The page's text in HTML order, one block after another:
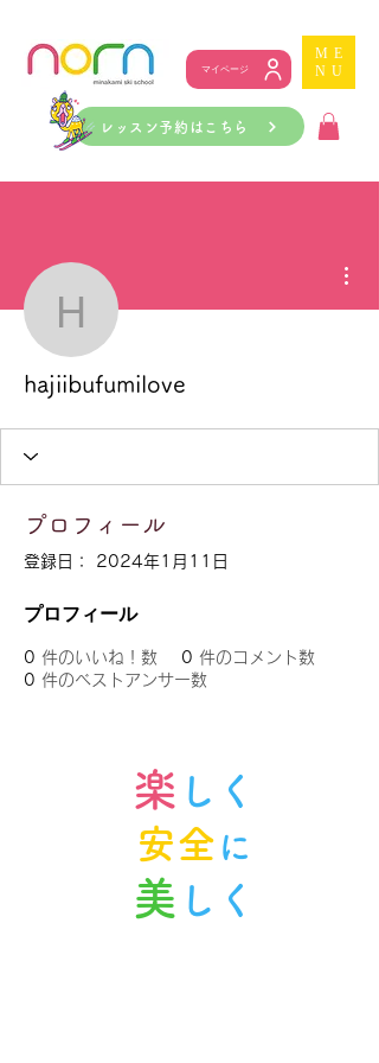
マイページ
ME
NU
レッスン予約はこちら
hajiibufumilove
hajiibufumilove
プロフィール
登録日： 2024年1月11日
プロフィール
0 件のいいね！数 0 件のコメント数
0 件のベストアンサー数
楽 しく
安全 に
美 しく